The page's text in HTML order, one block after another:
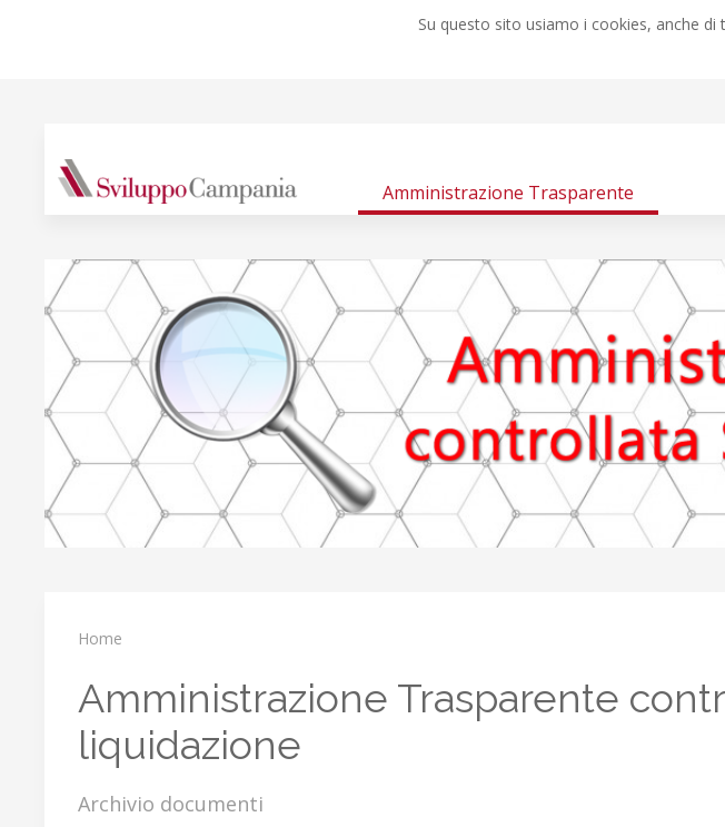
Su questo sito usiamo i cookies, anche
Amministrazione Trasparente
Home
Amministrazione Trasparente
liquidazione
Archivio documenti